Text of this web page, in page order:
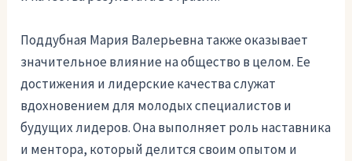
Поддубная Мария Валерьевна также оказывает
значительное влияние на общество в целом. Ее
достижения и лидерские качества служат
вдохновением для молодых специалистов и
будущих лидеров. Она выполняет роль наставника
и ментора, который делится своим опытом и